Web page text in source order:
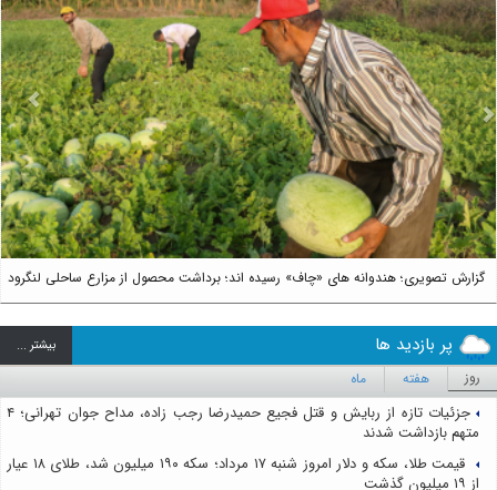
گزارش تصویری؛ هندوانه های «چاف» رسیده اند؛ برداشت محصول از مزارع ساحلی لنگرود
Next
پر بازدید ها بيشتر ...
روز هفته ماه
جزئیات تازه از ربایش و قتل فجیع حمیدرضا رجب زاده، مداح جوان تهرانی؛ ۴
متهم بازداشت شدند
قیمت طلا، سکه و دلار امروز شنبه ۱۷ مرداد؛ سکه ۱۹۰ میلیون شد، طلای ۱۸ عیار
از ۱۹ میلیون گذشت